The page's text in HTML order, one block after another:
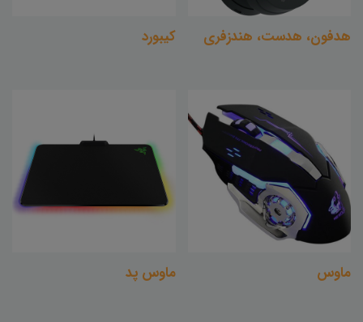
هدفون، هدست، هندزفری کیبورد
ماوس ماوس پد